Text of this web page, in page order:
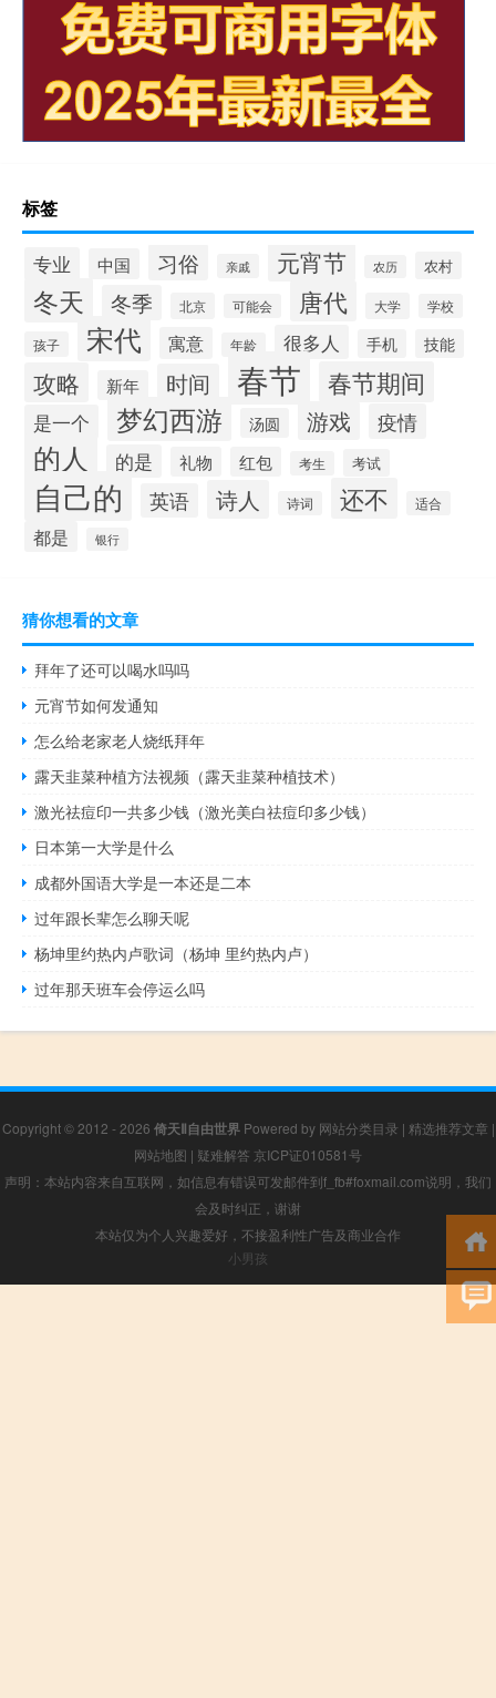
标签
专业 中国 习俗 亲戚 元宵节 农历 农村
冬天 冬季 北京 可能会 唐代 大学 学校
孩子 宋代 寓意 年龄 很多人 手机 技能
攻略 新年 时间 春节 春节期间
是一个 梦幻西游 汤圆 游戏 疫情
的人 的是 礼物 红包 考生 考试
自己的 英语 诗人 诗词 还不 适合
都是 银行
猜你想看的文章
拜年了还可以喝水吗吗
元宵节如何发通知
怎么给老家老人烧纸拜年
露天韭菜种植方法视频（露天韭菜种植技术）
激光祛痘印一共多少钱（激光美白祛痘印多少钱）
日本第一大学是什么
成都外国语大学是一本还是二本
过年跟长辈怎么聊天呢
杨坤里约热内卢歌词（杨坤 里约热内卢）
过年那天班车会停运么吗
Copyright © 2012 - 2026 倚天Ⅱ自由世界Powered by 网站分类目录 | 精选推荐文章 |
网站地图 | 疑难解答 京ICP证010581号
声明：本站内容来自互联网，如信息有错误可发邮件到f_fb#foxmail.com说明，我们
会及时纠正，谢谢
本站仅为个人兴趣爱好，不接盈利性广告及商业合作
小男孩